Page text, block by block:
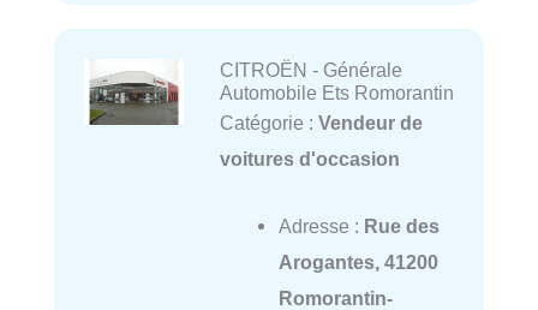
CITROËN - Générale
Automobile Ets Romorantin
Catégorie : Vendeur de
voitures d'occasion
Adresse : Rue des
Arogantes, 41200
Romorantin-